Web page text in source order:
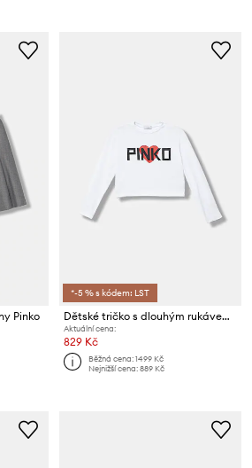
Pinko
*-5 % s kódem: LST
Dětské tričko s dlouhým rukávem Pinko
Aktuální cena:
829 Kč
Běžná cena:1499 Kč
Nejnižší cena:889 Kč